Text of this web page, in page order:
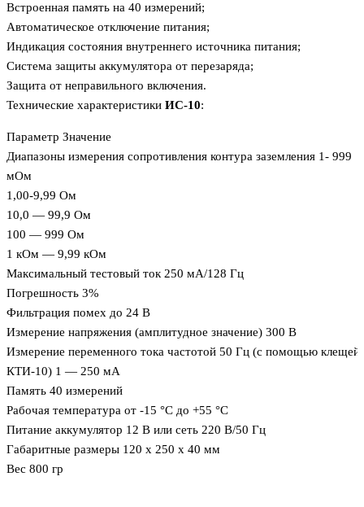
Встроенная память на 40 измерений;
Автоматическое отключение питания;
Индикация состояния внутреннего источника питания;
Система защиты аккумулятора от перезаряда;
Защита от неправильного включения.
Технические характеристики ИС-10:
Параметр Значение
Диапазоны измерения сопротивления контура заземления 1- 999
мОм
1,00-9,99 Ом
10,0 — 99,9 Ом
100 — 999 Ом
1 кОм — 9,99 кОм
Максимальный тестовый ток 250 мА/128 Гц
Погрешность 3%
Фильтрация помех до 24 В
Измерение напряжения (амплитудное значение) 300 В
Измерение переменного тока частотой 50 Гц (с помощью клещей
КТИ-10) 1 — 250 мА
Память 40 измерений
Рабочая температура от -15 °С до +55 °С
Питание аккумулятор 12 В или сеть 220 В/50 Гц
Габаритные размеры 120 х 250 х 40 мм
Вес 800 гр